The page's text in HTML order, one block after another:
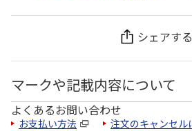
シェアする
マークや記載内容について
よくあるお問い合わせ
お支払い方法 注文のキャンセル